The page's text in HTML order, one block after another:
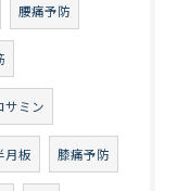
腰痛予防
サミン
月板 膝痛予防